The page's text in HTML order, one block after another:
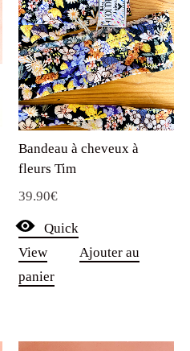
Bandeau à cheveux à
fleurs Tim
39.90€
Quick
View
Ajouter au
panier